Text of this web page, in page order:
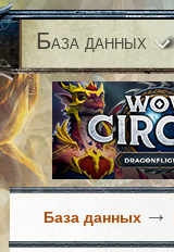
База данных
База данных